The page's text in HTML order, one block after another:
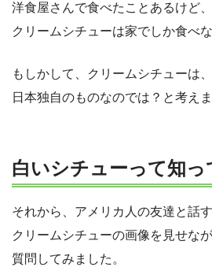
洋食屋さんで食べたことあるけど、
クリームシチューは家でしか食べな
もしかして、クリームシチューは、
日本独自のものなのでは？と考えま
白いシチューって知っ
それから、アメリカ人の友達と話す
クリームシチューの画像を見せなが
質問してみました。